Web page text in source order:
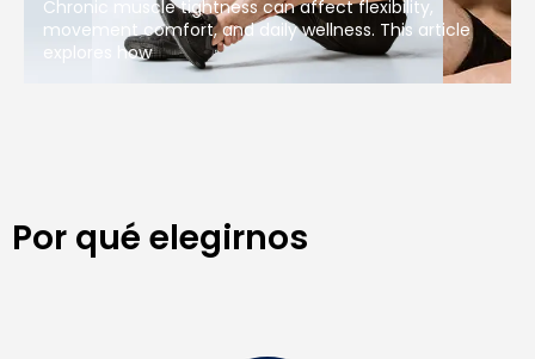
Chronic muscle tightness can affect flexibility,
movement comfort, and daily wellness. This article
explores how
Por qué elegirnos